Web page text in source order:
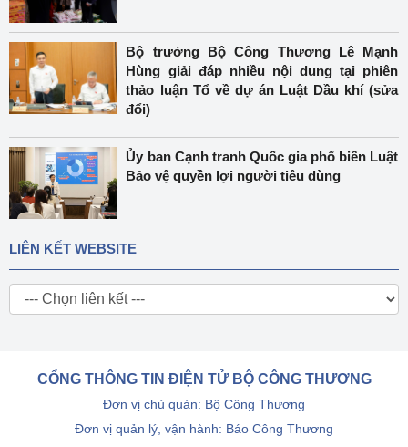
Bộ trưởng Bộ Công Thương Lê Mạnh
Hùng giải đáp nhiều nội dung tại phiên
thảo luận Tổ về dự án Luật Dầu khí (sửa
đổi)
Ủy ban Cạnh tranh Quốc gia phổ biến Luật
Bảo vệ quyền lợi người tiêu dùng
LIÊN KẾT WEBSITE
CỔNG THÔNG TIN ĐIỆN TỬ BỘ CÔNG THƯƠNG
Đơn vị chủ quản: Bộ Công Thương
Đơn vị quản lý, vận hành: Báo Công Thương